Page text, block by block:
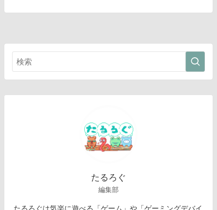
たるろぐ
編集部
たるろぐは気楽に遊べる「ゲーム」や「ゲーミングデバイ